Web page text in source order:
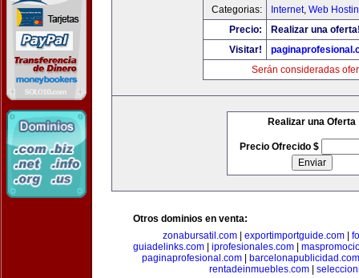
Categorias:
Internet, Web
Precio:
Realizar una
Visitar!
Serán consideradas
Realizar una Oferta
Precio Ofrecido $
Otros dominios en venta:
zonabursatil.com
exportimportguide.com
guiadelinks.com
iprofesionales.com
paginaprofesional.com|
barcelonapublicidad.com
rentadeinmuebles.com|